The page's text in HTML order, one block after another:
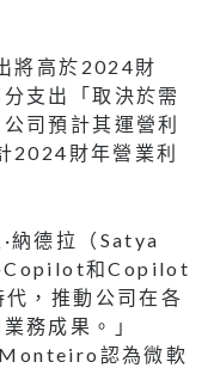
將高於2024財
支出「取決於需
司預計其運營利
2024財年營業利
納德拉（Satya
Copilot和Copilot
，推動公司在各
務成果。」
認為微軟